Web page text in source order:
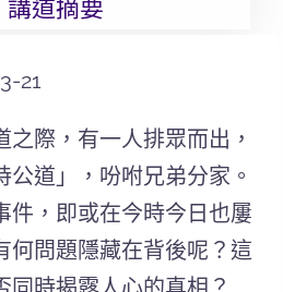
講道摘要
13-21
際，有一人排眾而出，
公道」，吩咐兄弟分家。
件，即或在今時今日也屢
何問題隱藏在背後呢？這